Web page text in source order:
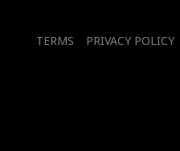
TERMS PRIVACY POLICY